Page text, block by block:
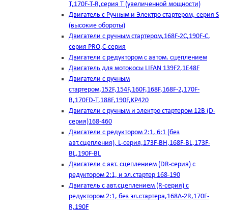
T,170F-T-R,серия Т (увеличенной мощности)
Двигатель с Ручным и Электро стартером, серия S
(высокие обороты)
Двигатели с ручным стартером,168F-2C,190F-C,
серия PRO,C-серия
Двигатели с редуктором с автом. сцеплением
Двигатель для мотокосы LIFAN 139F2,1E48F
Двигатели с ручным
стартером,152F,154F,160F,168F,168F-2,170F-
B,170FD-T,188F,190F,KP420
Двигатели с ручным и электро стартером 12В (D-
серия)168-460
Двигатели с редуктором 2:1, 6:1 (без
авт.сцепления), L-серия,173F-BH,168F-BL,173F-
BL,190F-BL
Двигатели с авт. сцеплением (DR-серия) с
редуктором 2:1, и эл.стартер 168-190
Двигатель с авт.сцеплением (R-серия) с
редуктором 2:1, без эл.стартера,168А-2R,170F-
R,190F